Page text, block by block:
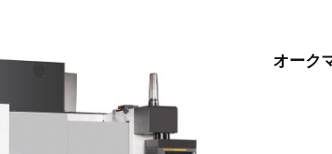
OKK 立形マシニングセンター VM7Ⅲ
OKK 立形マシニングセンター VM7Ⅲ
ザー SPEEDIO W1000Xd2
高松機械 NC旋盤 XL-100
オーク